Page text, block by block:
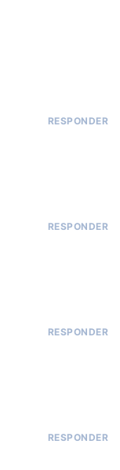
RESPONDER
RESPONDER
RESPONDER
RESPONDER